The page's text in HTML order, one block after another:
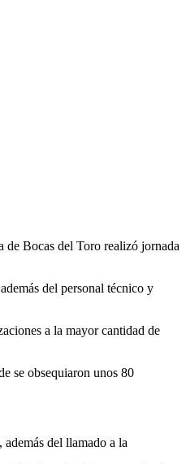
Bocas del Toro realizó jornada
del personal técnico y
a la mayor cantidad de
se obsequiaron unos 80
del llamado a la